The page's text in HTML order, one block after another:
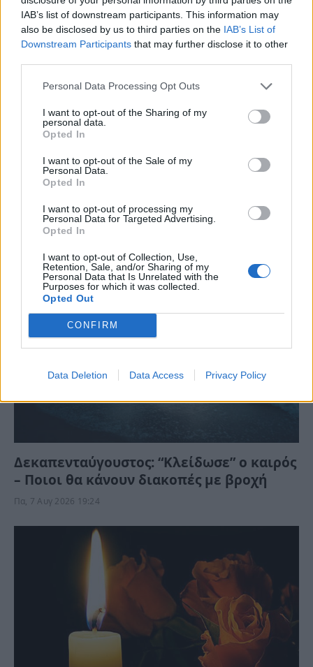
IAB’s list of downstream participants. This information may
also be disclosed by us to third parties on the IAB’s List of
Downstream Participants that may further disclose it to other
Personal Data Processing Opt Outs
I want to opt-out of the Sharing of my
personal data.
Opted In
I want to opt-out of the Sale of my
Personal Data.
Opted In
I want to opt-out of processing my
Personal Data for Targeted Advertising.
Opted In
I want to opt-out of Collection, Use,
Retention, Sale, and/or Sharing of my
Personal Data that Is Unrelated with the
Purposes for which it was collected.
Opted Out
CONFIRM
Data Deletion Data Access Privacy Policy
Δεκαπενταύγουστος: “Κλείδωσε” ο καιρός
– Ποιοι θα κάνουν διακοπές με βροχή
Πα, 7 Αυγ 2026 19:24